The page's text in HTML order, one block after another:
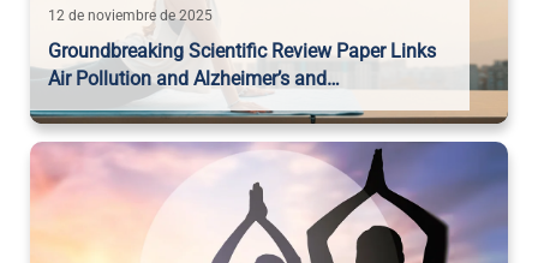
12 de noviembre de 2025
Groundbreaking Scientific Review Paper Links
Air Pollution and Alzheimer’s and…